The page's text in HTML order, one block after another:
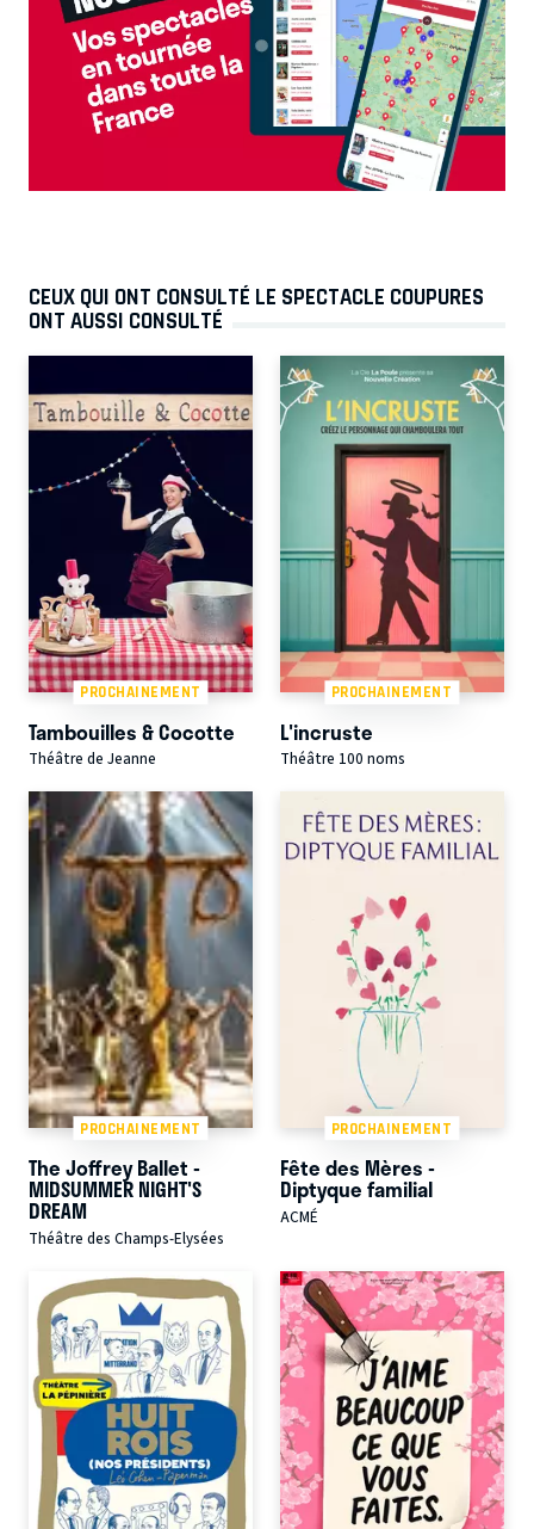
CEUX QUI ONT CONSULTÉ LE SPECTACLE COUPURES
ONT AUSSI CONSULTÉ
PROCHAINEMENT
Tambouilles & Cocotte
Théâtre de Jeanne
PROCHAINEMENT
L'incruste
Théâtre 100 noms
PROCHAINEMENT
The Joffrey Ballet -
MIDSUMMER NIGHT'S
DREAM
Théâtre des Champs-Elysées
PROCHAINEMENT
Fête des Mères -
Diptyque familial
ACMÉ